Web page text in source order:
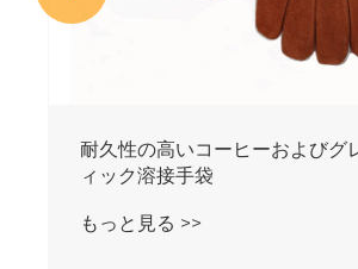
耐久性の高いコーヒーおよびグ
ィック溶接手袋
もっと見る >>